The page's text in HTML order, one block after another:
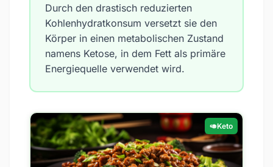
Durch den drastisch reduzierten
Kohlenhydratkonsum versetzt sie den
Körper in einen metabolischen Zustand
namens Ketose, in dem Fett als primäre
Energiequelle verwendet wird.
🥑Keto